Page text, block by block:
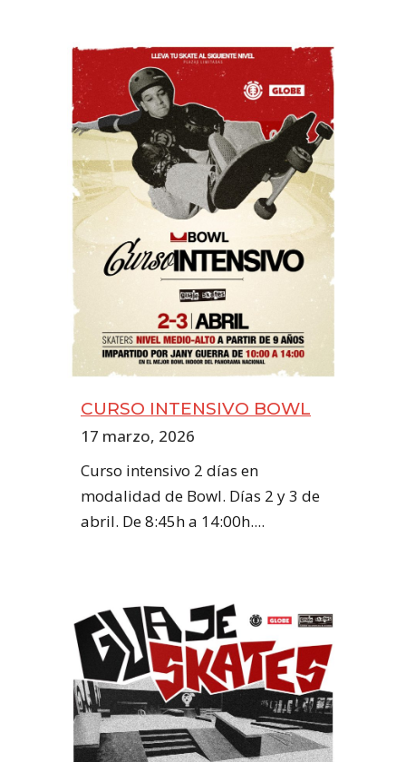
CURSO INTENSIVO BOWL
17 marzo, 2026
Curso intensivo 2 días en
modalidad de Bowl. Días 2 y 3 de
abril. De 8:45h a 14:00h....